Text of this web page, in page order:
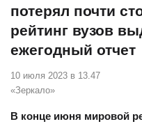
потерял почти
рейтинг вузов
ежегодный отчет
10 июля 2023 в 13.47
«Зеркало»
В конце июня мировой